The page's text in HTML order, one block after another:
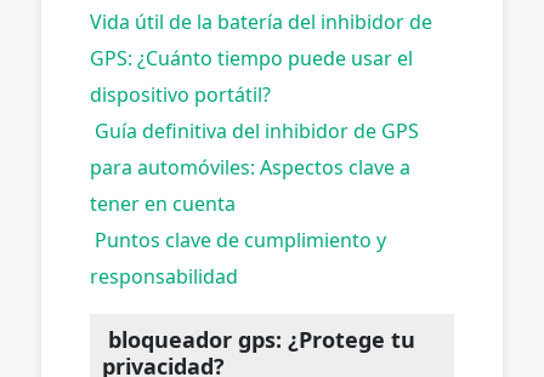
Vida útil de la batería del inhibidor de
GPS: ¿Cuánto tiempo puede usar el
dispositivo portátil?
Guía definitiva del inhibidor de GPS
para automóviles: Aspectos clave a
tener en cuenta
Puntos clave de cumplimiento y
responsabilidad
bloqueador gps: ¿Protege tu
privacidad?